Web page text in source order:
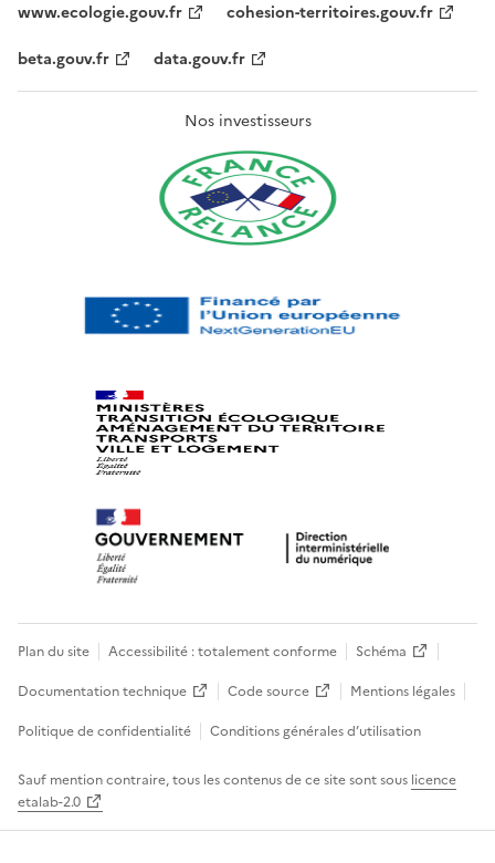
www.ecologie.gouv.fr
cohesion-territoires.gouv.fr
beta.gouv.fr
data.gouv.fr
Nos investisseurs
Plan du site Accessibilité : totalement conforme
Schéma
Documentation technique
Code source
Mentions légales
Politique de confidentialité
Conditions générales d’utilisation
Sauf mention contraire, tous les contenus de ce site sont sous licence
etalab-2.0